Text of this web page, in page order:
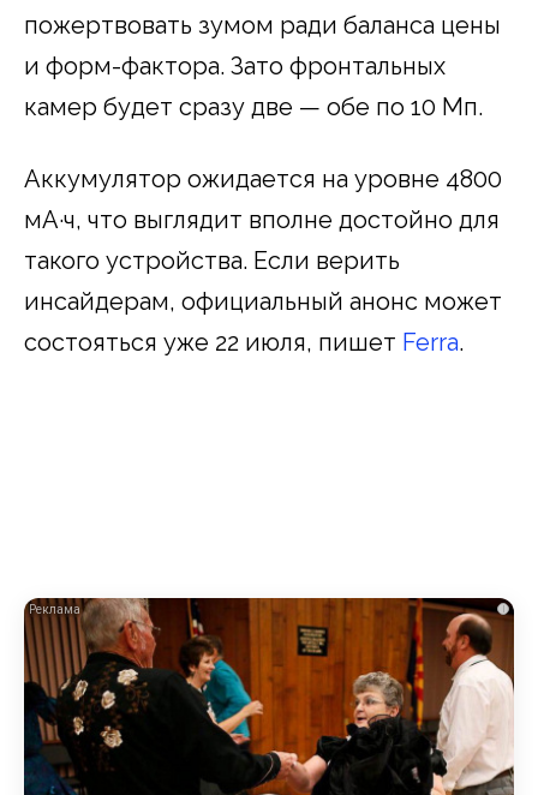
пожертвовать зумом ради баланса цены
и форм-фактора. Зато фронтальных
камер будет сразу две — обе по 10 Мп.
Аккумулятор ожидается на уровне 4800
мА·ч, что выглядит вполне достойно для
такого устройства. Если верить
инсайдерам, официальный анонс может
состояться уже 22 июля, пишет Ferra.
i